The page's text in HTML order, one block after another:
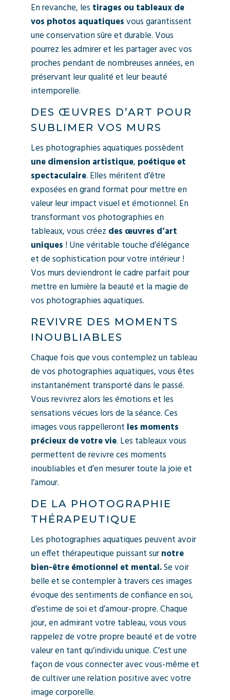
En revanche, les tirages ou tableaux de
vos photos aquatiquesvous garantissent
une conservation sûre et durable. Vous
pourrez les admirer et les partager avec vos
proches pendant de nombreuses années, en
préservant leur qualité et leur beauté
intemporelle.
DES ŒUVRES D’ART POUR
SUBLIMER VOS MURS
Les photographies aquatiques possèdent
une dimension artistique, poétique et
spectaculaire. Elles méritent d’être
exposées en grand format pour mettre en
valeur leur impact visuel et émotionnel. En
transformant vos photographies en
tableaux, vous créez des œuvres d’art
uniques ! Une véritable touche d’élégance
et de sophistication pour votre intérieur !
Vos murs deviendront le cadre parfait pour
mettre en lumière la beauté et la magie de
vos photographies aquatiques.
REVIVRE DES MOMENTS
INOUBLIABLES
Chaque fois que vous contemplez un tableau
de vos photographies aquatiques, vous êtes
instantanément transporté dans le passé.
Vous revivrez alors les émotions et les
sensations vécues lors de la séance. Ces
images vous rappelleront les moments
précieux de votre vie. Les tableaux vous
permettent de revivre ces moments
inoubliables et d’en mesurer toute la joie et
l’amour.
DE LA PHOTOGRAPHIE
THÉRAPEUTIQUE
Les photographies aquatiques peuvent avoir
un effet thérapeutique puissant surnotre
bien-être émotionnel et mental.Se voir
belle et se contempler à travers ces images
évoque des sentiments de confiance en soi,
d’estime de soi et d’amour-propre. Chaque
jour, en admirant votre tableau, vous vous
rappelez de votre propre beauté et de votre
valeur en tant qu’individu unique. C’est une
façon de vous connecter avec vous-même et
de cultiver une relation positive avec votre
image corporelle.